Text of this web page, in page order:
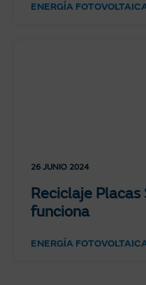
ENERGÍA
26 JUNIO 2024
Reciclaje
funciona
ENERGÍA